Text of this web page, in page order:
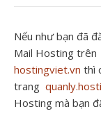
Nếu như bạn đã
Mail Hosting trên
hostingviet.vn thì
trang
Hosting mà bạn